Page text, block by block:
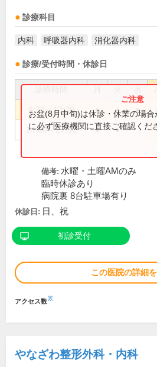
診療科目
内科 呼吸器内科 消化器内科
診療/受付時間・休診日
8:30～12:30 ● ● ●
14:00～17:30 ● ●
お盆(8月中旬)は休診・休業の場
に必ず医療機関に直接ご確認くだ
備考: 水曜・土曜AMのみ
臨時休診あり
病院裏 8台駐車場有り
休診日: 日、祝
初診受付
この医院の詳細
アクセス数※
やなざわ整形外科・内科